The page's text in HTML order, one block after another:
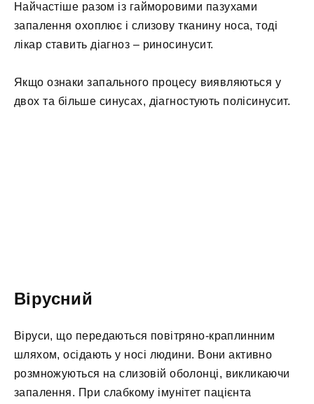
Найчастіше разом із гайморовими пазухами
запалення охоплює і слизову тканину носа, тоді
лікар ставить діагноз – риносинусит.
Якщо ознаки запального процесу виявляються у
двох та більше синусах, діагностують полісинусит.
Вірусний
Віруси, що передаються повітряно-краплинним
шляхом, осідають у носі людини. Вони активно
розмножуються на слизовій оболонці, викликаючи
запалення. При слабкому імунітет пацієнта